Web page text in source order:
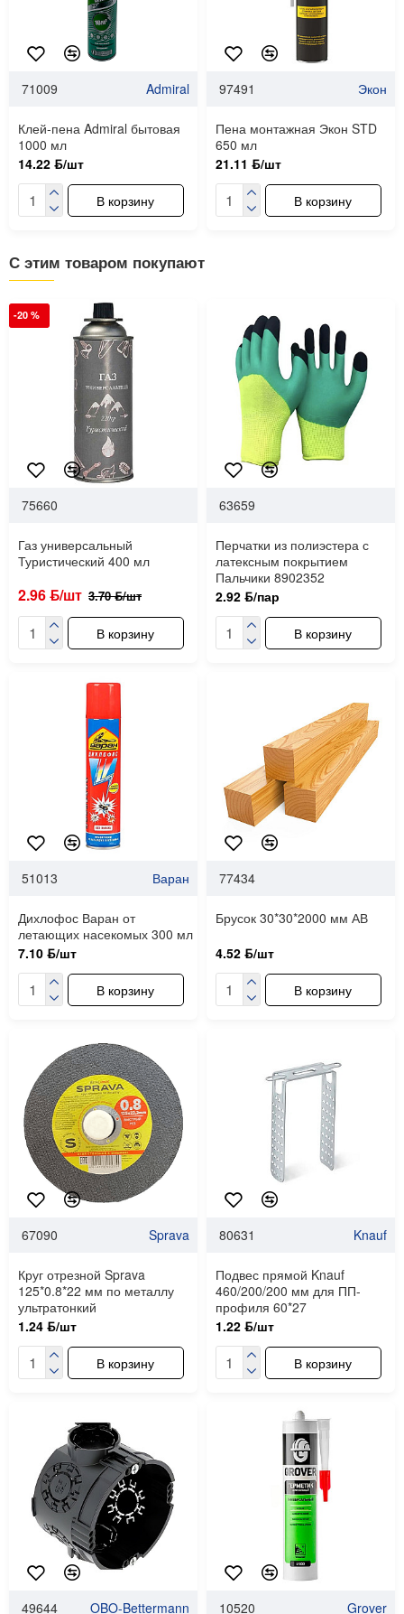
71009 Admiral
Клей-пена Admiral бытовая
1000 мл
14.22 ƃ/шт
В корзину
97491 Экон
Пена монтажная Экон STD
650 мл
21.11 ƃ/шт
В корзину
С этим товаром покупают
-20 %
75660
Газ универсальный
Туристический 400 мл
2.96 ƃ/шт 3.70 ƃ/шт
В корзину
63659
Перчатки из полиэстера с
латексным покрытием
Пальчики 8902352
2.92 ƃ/пар
В корзину
51013 Варан
Дихлофос Варан от
летающих насекомых 300 мл
7.10 ƃ/шт
В корзину
77434
Брусок 30*30*2000 мм АВ
4.52 ƃ/шт
В корзину
67090 Sprava
Круг отрезной Sprava
125*0.8*22 мм по металлу
ультратонкий
1.24 ƃ/шт
В корзину
80631 Knauf
Подвес прямой Knauf
460/200/200 мм для ПП-
профиля 60*27
1.22 ƃ/шт
В корзину
49644 OBO-Bettermann 10520 Grover